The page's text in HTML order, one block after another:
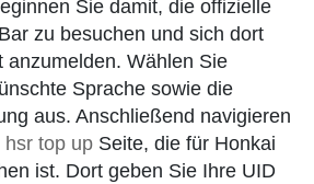
Sie damit, die offizielle
zu besuchen und sich dort
anzumelden. Wählen Sie
Sprache sowie die
aus. Anschließend navigieren
hsr top up Seite, die für Honkai
ist. Dort geben Sie Ihre UID